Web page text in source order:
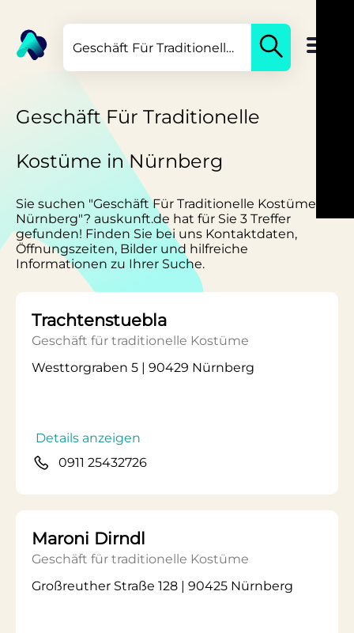
Geschäft Für Traditionelle
Kostüme in Nürnberg
Sie suchen "Geschäft Für Traditionelle Kostüme in
Nürnberg"? auskunft.de hat für Sie 3 Treffer
gefunden! Finden Sie bei uns Kontaktdaten,
Öffnungszeiten, Bilder und hilfreiche
Informationen zu Ihrer Suche.
Trachtenstuebla
Geschäft für traditionelle Kostüme
Westtorgraben 5 | 90429 Nürnberg
Details anzeigen
0911 25432726
Maroni Dirndl
Geschäft für traditionelle Kostüme
Großreuther Straße 128 | 90425 Nürnberg